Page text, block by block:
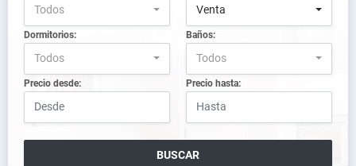
Todos Venta
Dormitorios:
Todos
Baños:
Todos
Precio desde: Precio hasta:
BUSCAR